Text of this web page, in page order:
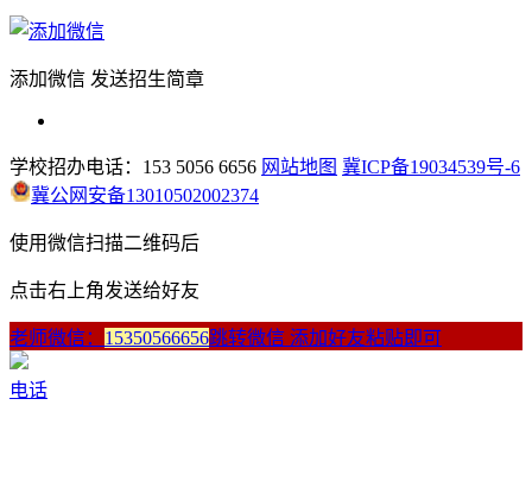
添加微信 发送招生简章
学校招办电话：153 5056 6656 网站地图 冀ICP备19034539号-6
冀公网安备13010502002374
使用微信扫描二维码后
点击右上角发送给好友
老师微信： 15350566656跳转微信 添加好友粘贴即可
电话